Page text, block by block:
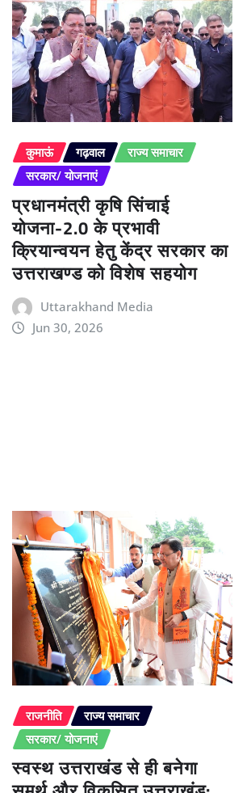
कुमाऊं गढ़वाल
राज्य समाचार
सरकार/ योजनाएं
प्रधानमंत्री कृषि सिंचाई
योजना-2.0 के प्रभावी
क्रियान्वयन हेतु केंद्र सरकार का
उत्तराखण्ड को विशेष सहयोग
Uttarakhand Media
Jun 30, 2026
राजनीति
राज्य समाचार
सरकार/ योजनाएं
स्वस्थ उत्तराखंड से ही बनेगा